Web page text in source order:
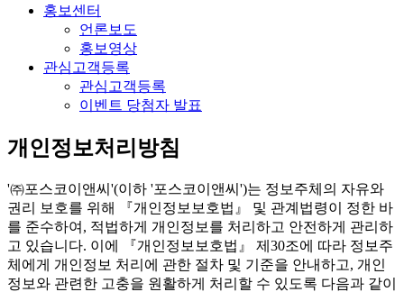
홍보센터
언론보도
홍보영상
관심고객등록
관심고객등록
이벤트 당첨자 발표
개인정보처리방침
'㈜포스코이앤씨'(이하 '포스코이앤씨')는 정보주체의 자유와
권리 보호를 위해 『개인정보보호법』 및 관계법령이 정한 바
를 준수하여, 적법하게 개인정보를 처리하고 안전하게 관리하
고 있습니다. 이에 『개인정보보호법』 제30조에 따라 정보주
체에게 개인정보 처리에 관한 절차 및 기준을 안내하고, 개인
정보와 관련한 고충을 원활하게 처리할 수 있도록 다음과 같이